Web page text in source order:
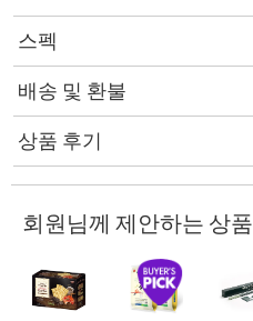
스펙
배송 및 환불
상품 후기
회원님께 제안하는 상품